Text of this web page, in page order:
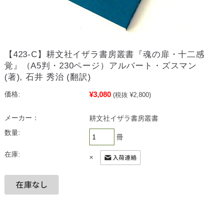
【423-C】耕文社イザラ書房叢書『魂の扉・十二感
覚』（A5判・230ページ）アルバート・ズスマン
(著), 石井 秀治 (翻訳)
価格: ¥3,080 (税抜 ¥2,800)
メーカー：
耕文社イザラ書房叢書
数量:
冊
在庫: ×